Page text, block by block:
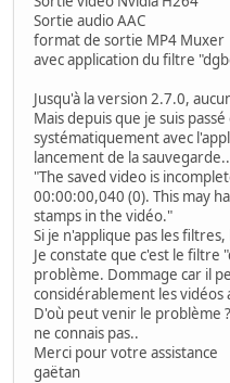
Sortie audio AAC
format de sortie MP4 Muxer
avec application du filtre
Jusqu'à la version 2.7.0,
Mais depuis que je suis
systématiquement avec
lancement de la
"The saved video is
00:00:00,040 (0). This may
stamps in the vidéo."
Si je n'applique pas les
Je constate que c'est le
problème. Dommage car il
considérablement les vidéos
D'où peut venir le problème
ne connais pas..
Merci pour votre assistance
gaëtan